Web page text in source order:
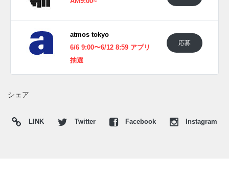
atmos tokyo
6/6 9:00〜6/12 8:59 アプリ
抽選
応募
シェア
LINK Twitter Facebook Instagram